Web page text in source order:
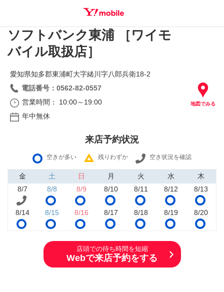
SEARCH
ソフトバンク東浦 ［ワイモ
バイル取扱店］
地図でみる
愛知県知多郡東浦町大字緒川字八郎兵衛18‐2
電話番号：0562-82-0557
営業時間： 10:00～19:00
年中無休
来店予約状況
空きが多い 残りわずか 空き状況を確認
金 土 日 月 火 水
木
8/7
8/8 8/9 8/10 8/11 8/12 8/13
8/14 8/15 8/16 8/17 8/18 8/19 8/20
店頭での待ち時間を短縮
Webで来店予約をする